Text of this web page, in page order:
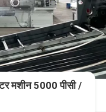
मशीन 5000 पीसी /